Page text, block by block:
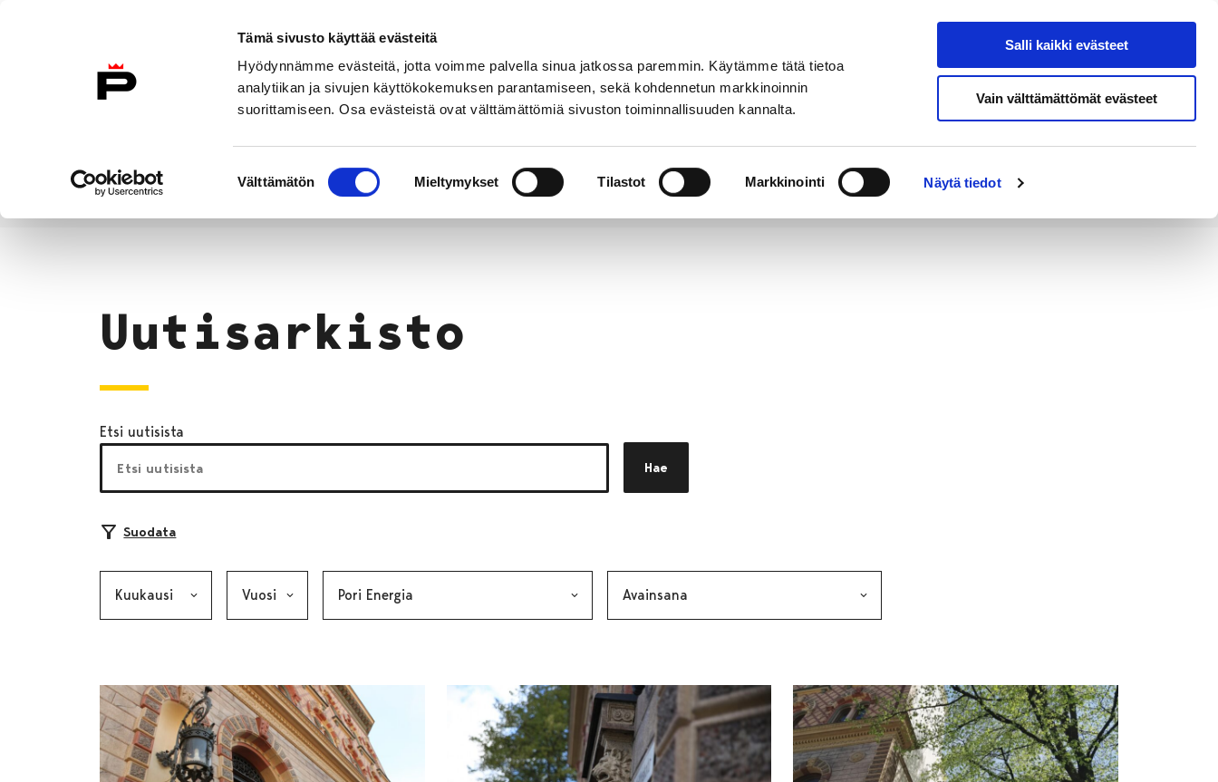
Tämä sivusto käyttää evästeitä
Hyödynnämme evästeitä, jotta voimme palvella sinua jatkossa paremmin. Käytämme tätä tietoa
analytiikan ja sivujen käyttökokemuksen parantamiseen, sekä kohdennetun markkinoinnin
suorittamiseen. Osa evästeistä ovat välttämättömiä sivuston toiminnallisuuden kannalta.
valinta
Välttämätön Mieltymykset Tilastot Markkinointi Näytä tiedot
Salli kaikki evästeet
Vain välttämättömät evästeet
Etusivulle
Hae sivustolta
Etusivu
Uutisarkisto
Etsi uutisista
Hae
Suodata